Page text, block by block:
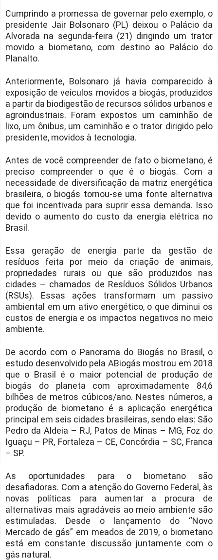
Cumprindo a promessa de governar pelo exemplo, o
presidente Jair Bolsonaro (PL) deixou o Palácio da
Alvorada na segunda-feira (21) dirigindo um trator
movido a biometano, com destino ao Palácio do
Planalto.
Anteriormente, Bolsonaro já havia comparecido à
exposição de veículos movidos a biogás, produzidos
a partir da biodigestão de recursos sólidos urbanos e
agroindustriais. Foram expostos um caminhão de
lixo, um ônibus, um caminhão e o trator dirigido pelo
presidente, movidos à tecnologia.
Antes de você compreender de fato o biometano, é
preciso compreender o que é o biogás. Com a
necessidade de diversificação da matriz energética
brasileira, o biogás tornou-se uma fonte alternativa
que foi incentivada para suprir essa demanda. Isso
devido o aumento do custo da energia elétrica no
Brasil.
Essa geração de energia parte da gestão de
resíduos feita por meio da criação de animais,
propriedades rurais ou que são produzidos nas
cidades – chamados de Resíduos Sólidos Urbanos
(RSUs). Essas ações transformam um passivo
ambiental em um ativo energético, o que diminui os
custos de energia e os impactos negativos no meio
ambiente.
De acordo com o Panorama do Biogás no Brasil, o
estudo desenvolvido pela ABiogás mostrou em 2018
que o Brasil é o maior potencial de produção de
biogás do planeta com aproximadamente 84,6
bilhões de metros cúbicos/ano. Nestes números, a
produção de biometano é a aplicação energética
principal em seis cidades brasileiras, sendo elas: São
Pedro da Aldeia – RJ, Patos de Minas – MG, Foz do
Iguaçu – PR, Fortaleza – CE, Concórdia – SC, Franca
– SP.
As oportunidades para o biometano são
desafiadoras. Com a atenção do Governo Federal, às
novas políticas para aumentar a procura de
alternativas mais agradáveis ao meio ambiente são
estimuladas. Desde o lançamento do “Novo
Mercado de gás” em meados de 2019, o biometano
está em constante discussão juntamente com o
gás natural.